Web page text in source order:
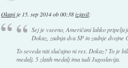
Okapije 15. sep 2014 ob 00:38 izjavil:
Sej je vseeno, Američani lahko
Dokaz, zadnja dva SP in zadnje dvojne
To seveda niti slučajno ni res. Dokaz? To je
medalj. 5 zlatih medalj ima tudi Jugoslavija.